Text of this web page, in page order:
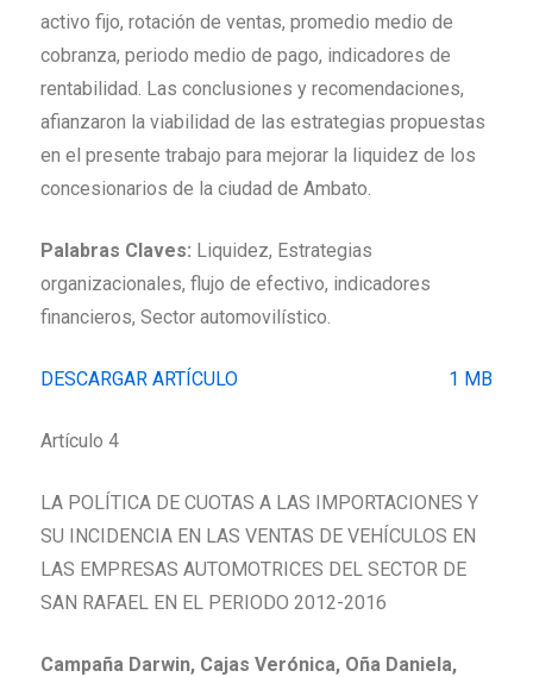
activo fijo, rotación de ventas, promedio medio de
cobranza, periodo medio de pago, indicadores de
rentabilidad. Las conclusiones y recomendaciones,
afianzaron la viabilidad de las estrategias propuestas
en el presente trabajo para mejorar la liquidez de los
concesionarios de la ciudad de Ambato.
Palabras Claves: Liquidez, Estrategias
organizacionales, flujo de efectivo, indicadores
financieros, Sector automovilístico.
1 MB
DESCARGAR ARTÍCULO
Artículo 4
LA POLÍTICA DE CUOTAS A LAS IMPORTACIONES Y
SU INCIDENCIA EN LAS VENTAS DE VEHÍCULOS EN
LAS EMPRESAS AUTOMOTRICES DEL SECTOR DE
SAN RAFAEL EN EL PERIODO 2012-2016
Campaña Darwin, Cajas Verónica, Oña Daniela,